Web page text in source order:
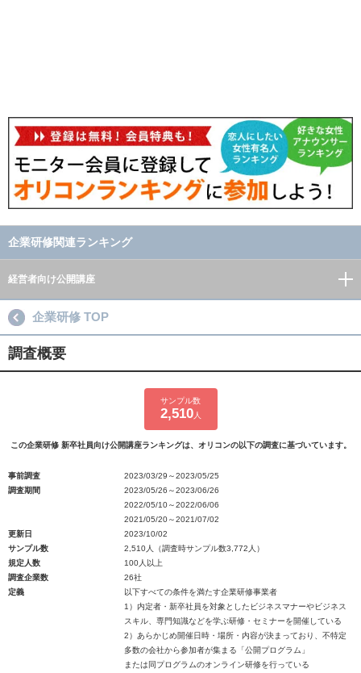
企業研修関連ランキング
経営者向け公開講座
企業研修 TOP
調査概要
サンプル数
2,510人
この企業研修 新卒社員向け公開講座ランキングは、オリコンの以下の調査に基づいています。
事前調査
2023/03/29～2023/05/25
調査期間
2023/05/26～2023/06/26
2022/05/10～2022/06/06
2021/05/20～2021/07/02
更新日
2023/10/02
サンプル数
2,510人（調査時サンプル数3,772人）
規定人数
100人以上
調査企業数
26社
定義
以下すべての条件を満たす企業研修事業者
1）内定者・新卒社員を対象としたビジネスマナーやビジネス
スキル、専門知識などを学ぶ研修・セミナーを開催している
2）あらかじめ開催日時・場所・内容が決まっており、不特定
多数の会社から参加者が集まる「公開プログラム」
または同プログラムのオンライン研修を行っている